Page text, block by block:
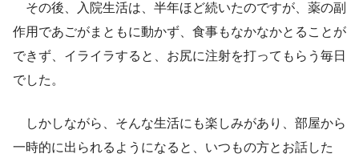
その後、入院生活は、半年ほど続いたのですが、薬の副
作用であごがまともに動かず、食事もなかなかとることが
できず、イライラすると、お尻に注射を打ってもらう毎日
でした。
しかしながら、そんな生活にも楽しみがあり、部屋から
一時的に出られるようになると、いつもの方とお話した